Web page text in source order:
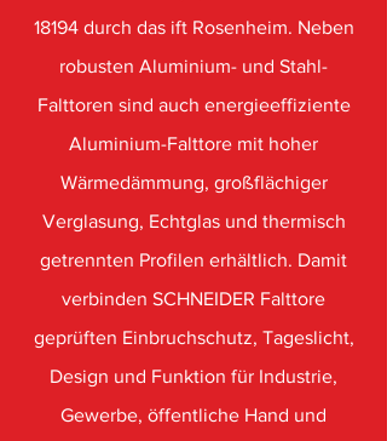
18194 durch das ift Rosenheim. Neben
robusten Aluminium- und Stahl-
Falttoren sind auch energieeffiziente
Aluminium-Falttore mit hoher
Wärmedämmung, großflächiger
Verglasung, Echtglas und thermisch
getrennten Profilen erhältlich. Damit
verbinden SCHNEIDER Falttore
geprüften Einbruchschutz, Tageslicht,
Design und Funktion für Industrie,
Gewerbe, öffentliche Hand und